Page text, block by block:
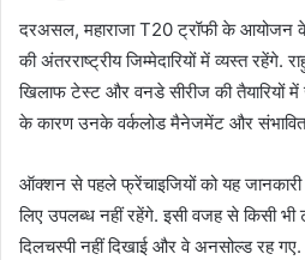
दरअसल, महाराजा T20 ट्रॉफी के आयोजन के
की अंतरराष्ट्रीय जिम्मेदारियों में व्यस्त रहेंगे.
खिलाफ टेस्ट और वनडे सीरीज की तैयारियों
के कारण उनके वर्कलोड मैनेजमेंट और संभावित
ऑक्शन से पहले फ्रेंचाइजियों को यह जानकारी
लिए उपलब्ध नहीं रहेंगे. इसी वजह से किसी भी
दिलचस्पी नहीं दिखाई और वे अनसोल्ड रह गए.